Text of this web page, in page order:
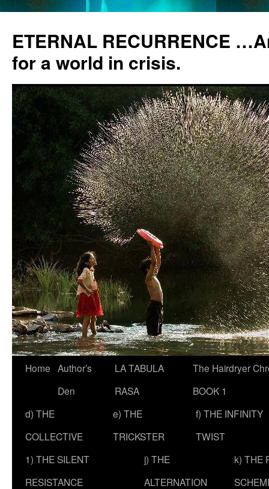
ETERNAL RECURRENCE
for a world in crisis.
Skip
content
Home Author’s
Den
LA TABULA
RASA
The Hairdryer
BOOK 1
d) THE
COLLECTIVE
e) THE
TRICKSTER
f) THE INFINITY
TWIST
1) THE SILENT
RESISTANCE
j) THE
ALTERNATION
k) THE